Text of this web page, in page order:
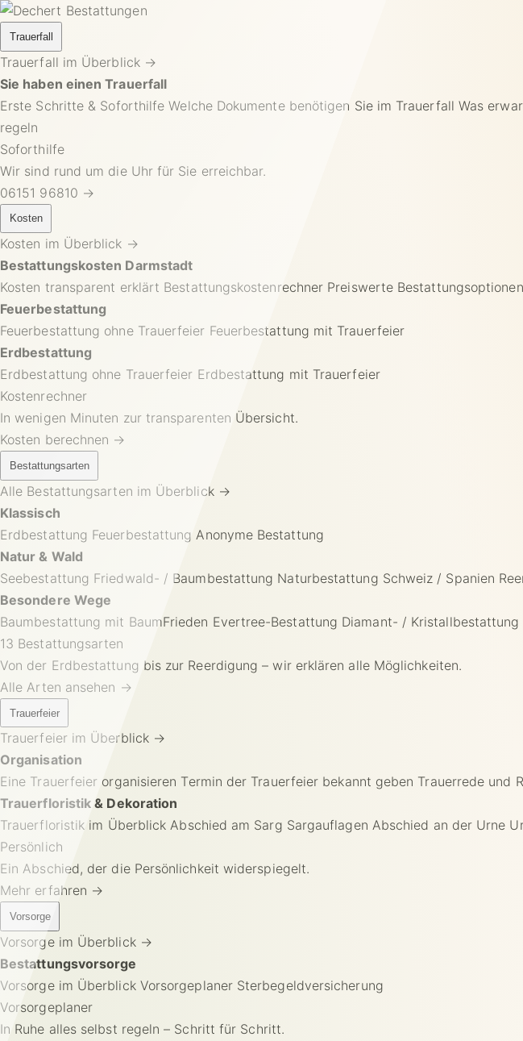
Trauerfall
Trauerfall im Überblick →
Sie haben einen Trauerfall
Erste Schritte & Soforthilfe Welche Dokumente benötigen Sie im Trauerfall Was
regeln
Soforthilfe
Wir sind rund um die Uhr für Sie erreichbar.
06151 96810 →
Kosten
Kosten im Überblick →
Bestattungskosten Darmstadt
Kosten transparent erklärt Bestattungskostenrechner Preiswerte Bestattungsoptionen
Feuerbestattung
Feuerbestattung ohne Trauerfeier Feuerbestattung mit Trauerfeier
Erdbestattung
Erdbestattung ohne Trauerfeier Erdbestattung mit Trauerfeier
Kostenrechner
In wenigen Minuten zur transparenten Übersicht.
Kosten berechnen →
Bestattungsarten
Alle Bestattungsarten im Überblick →
Klassisch
Erdbestattung Feuerbestattung Anonyme Bestattung
Natur & Wald
Seebestattung Friedwald- / Baumbestattung Naturbestattung Schweiz / Spanien
Besondere Wege
Baumbestattung mit BaumFrieden Evertree-Bestattung Diamant- / Kristallbestattung
13 Bestattungsarten
Von der Erdbestattung bis zur Reerdigung – wir erklären alle Möglichkeiten.
Alle Arten ansehen →
Trauerfeier
Trauerfeier im Überblick →
Organisation
Eine Trauerfeier organisieren Termin der Trauerfeier bekannt geben Trauerrede und
Trauerfloristik & Dekoration
Trauerfloristik im Überblick Abschied am Sarg Sargauflagen Abschied an der Urne
Persönlich
Ein Abschied, der die Persönlichkeit widerspiegelt.
Mehr erfahren →
Vorsorge
Vorsorge im Überblick →
Bestattungsvorsorge
Vorsorge im Überblick Vorsorgeplaner Sterbegeldversicherung
Vorsorgeplaner
In Ruhe alles selbst regeln – Schritt für Schritt.